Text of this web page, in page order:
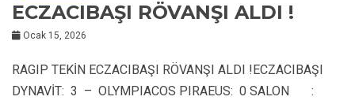
ECZACIBAŞI RÖVANŞI ALDI !
Ocak 15, 2026
RAGIP TEKİN ECZACIBAŞI RÖVANŞI ALDI !ECZACIBAŞI
DYNAVİT: 3 – OLYMPIACOS PIRAEUS: 0 SALON :